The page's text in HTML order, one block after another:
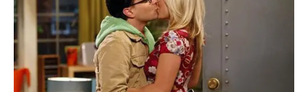
13:55 / 06 Avqust 2026